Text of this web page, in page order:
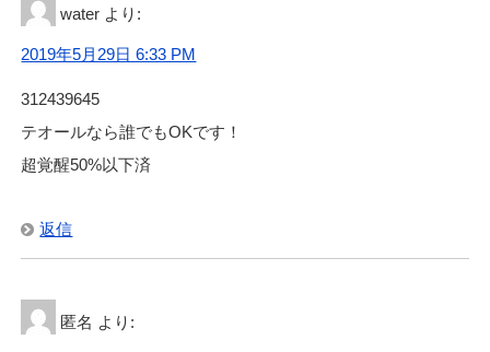
water より:
2019年5月29日 6:33 PM
312439645
テオールなら誰でもOKです！
超覚醒50%以下済
返信
匿名 より: